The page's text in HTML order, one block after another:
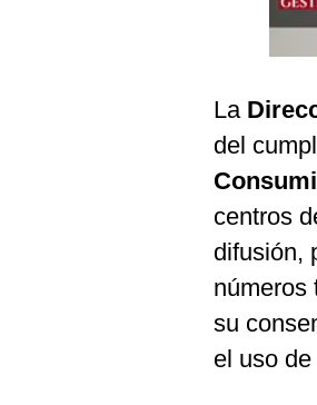
La
del
centros
difusión,
números
su
el uso